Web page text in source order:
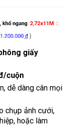
giấy
cuộn
dễ dàng cân mọi
chụp ảnh cưới,
hoặc làm